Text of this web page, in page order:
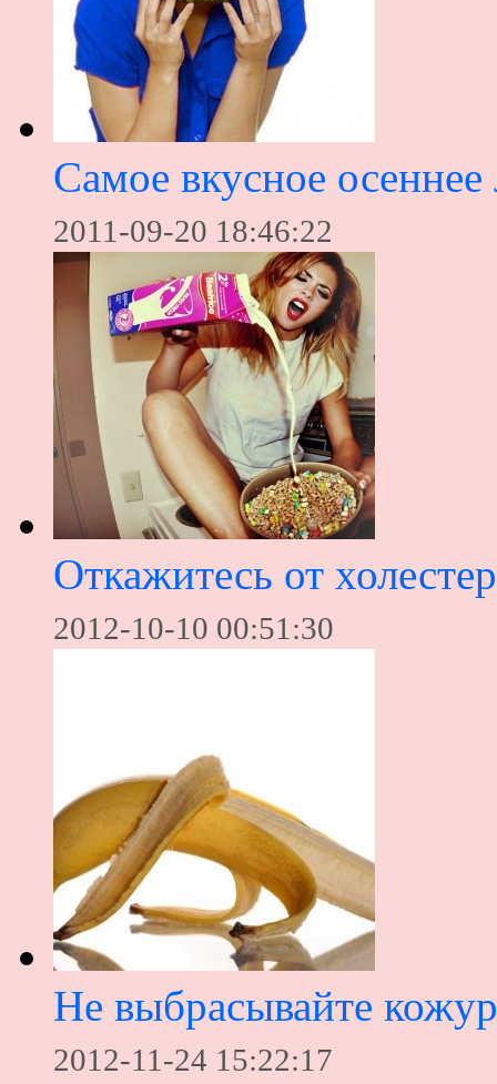
Самое вкусное осеннее
2011-09-20 18:46:22
Откажитесь от
2012-10-10 00:51:30
Не выбрасывайте
2012-11-24 15:22:17